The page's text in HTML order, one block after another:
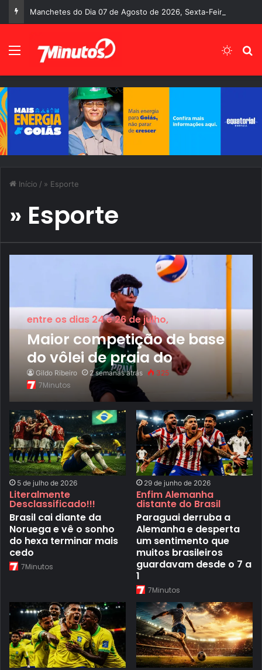
Manchetes do Dia 07 de Agosto de 2026, Sexta-Feira
Menu
Início / » Esporte
» Esporte
entre os dias 24 e 26 de julho,
Maior competição de base
do vôlei de praia do
Centro-Oeste, Copa San
Beach 2026 movimenta
Anápolis
Gildo Ribeiro 2 semanas atrás 325
7Minutos
5 de julho de 2026
Literalmente
Desclassificado!!!
Brasil cai diante da
Noruega e vê o sonho
do hexa terminar mais
cedo
7Minutos
29 de junho de 2026
Enfim Alemanha
distante do Brasil
Paraguai derruba a
Alemanha e desperta
um sentimento que
muitos brasileiros
guardavam desde o 7 a
1
7Minutos